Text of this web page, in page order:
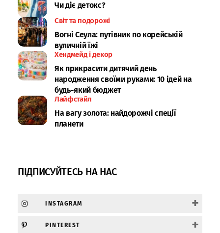
Чи діє детокс?
Світ та подорожі
Вогні Сеула: путівник по корейській
вуличній їжі
Хендмейд і декор
Як прикрасити дитячий день
народження своїми руками: 10 ідей на
будь-який бюджет
Лайфстайл
На вагу золота: найдорожчі спеції
планети
ПІДПИСУЙТЕСЬ НА НАС
INSTAGRAM +
PINTEREST +